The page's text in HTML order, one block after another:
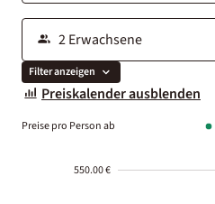
Filter anzeigen
Preiskalender ausblenden
Preise pro Person ab
550.00 €